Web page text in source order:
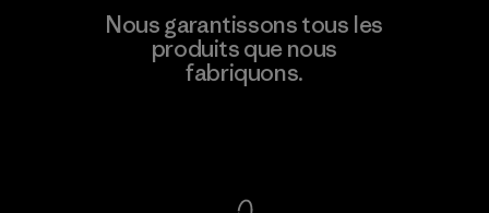
Supertex El Salvador
Nous garantissons tous les
produits que nous
fabriquons.